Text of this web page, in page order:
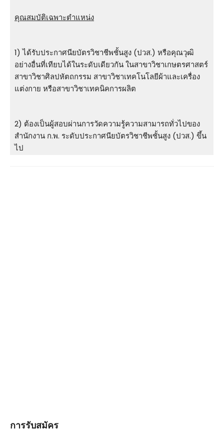
คุณสมบัติเฉพาะตำแหน่ง
1) ได้รับประกาศนียบัตรวิชาชีพชั้นสูง (ปวส.) หรือคุณวุฒิ
อย่างอื่นที่เทียบได้ในระดับเดียวกัน ในสาขาวิชาเกษตรศาสตร์
สาขาวิชาศิลปหัตถกรรม สาขาวิชาเทคโนโลยีผ้าและเครื่อง
แต่งกาย หรือสาขาวิชาเทคนิคการผลิต
2) ต้องเป็นผู้สอบผ่านการวัดความรู้ความสามารถทั่วไปของ
สำนักงาน ก.พ. ระดับประกาศนียบัตรวิชาชีพชั้นสูง (ปวส.) ขึ้น
ไป
การรับสมัคร